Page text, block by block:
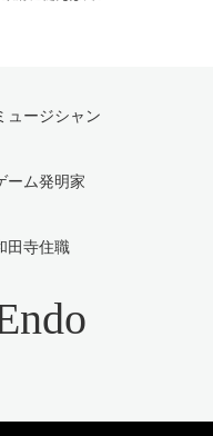
ュージシャン
ーム発明家
田寺住職